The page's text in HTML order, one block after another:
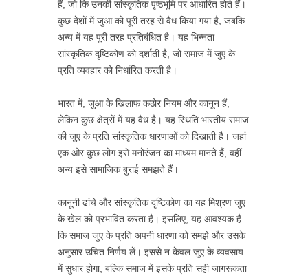
हैं, जो कि उनकी सांस्कृतिक पृष्ठभूमि पर आधारित होते हैं।
कुछ देशों में जुआ को पूरी तरह से वैध किया गया है, जबकि
अन्य में यह पूरी तरह प्रतिबंधित है। यह भिन्नता
सांस्कृतिक दृष्टिकोण को दर्शाती है, जो समाज में जुए के
प्रति व्यवहार को निर्धारित करती है।
भारत में, जुआ के खिलाफ कठोर नियम और कानून हैं,
लेकिन कुछ क्षेत्रों में यह वैध है। यह स्थिति भारतीय समाज
की जुए के प्रति सांस्कृतिक धारणाओं को दिखाती है। जहां
एक ओर कुछ लोग इसे मनोरंजन का माध्यम मानते हैं, वहीं
अन्य इसे सामाजिक बुराई समझते हैं।
कानूनी ढांचे और सांस्कृतिक दृष्टिकोण का यह मिश्रण जुए
के खेल को प्रभावित करता है। इसलिए, यह आवश्यक है
कि समाज जुए के प्रति अपनी धारणा को समझे और उसके
अनुसार उचित निर्णय लें। इससे न केवल जुए के व्यवसाय
में सुधार होगा, बल्कि समाज में इसके प्रति सही जागरूकता